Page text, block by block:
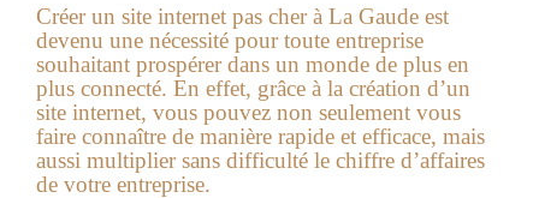
Créer un site internet pas cher à La Gaude est
devenu une nécessité pour toute entreprise
souhaitant prospérer dans un monde de plus en
plus connecté. En effet, grâce à la création d’un
site internet, vous pouvez non seulement vous
faire connaître de manière rapide et efficace, mais
aussi multiplier sans difficulté le chiffre d’affaires
de votre entreprise.